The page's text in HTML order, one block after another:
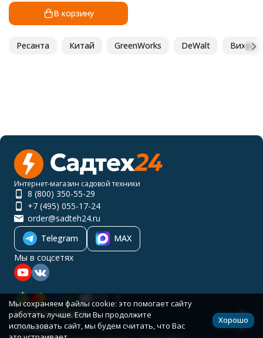
В корзину
Ресанта Китай GreenWorks DeWalt Вихрь
Интернет-магазин садовой техники
8 (800) 350-55-29
+7 (495) 055-17-24
order@sadteh24.ru
Telegram
MAX
Мы в соцсетях
Каталог товаров
Помощь
Мы сохраняем файлы cookie: это помогает сайту
работать лучше. Если Вы продолжите
использовать сайт, мы будем считать, что Вас
Хорошо